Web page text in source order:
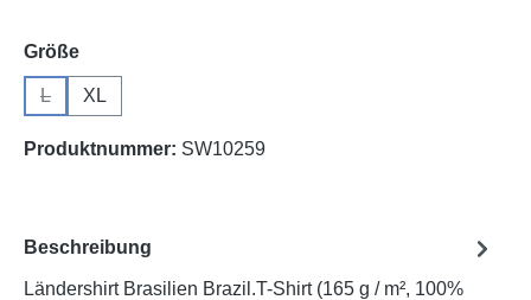
Größeauswählen
L
(Diese Option ist zurzeit nicht verfügbar.)
XL
Produktnummer: SW10259
Beschreibung
Ländershirt Brasilien Brazil.T-Shirt (165 g / m², 100%